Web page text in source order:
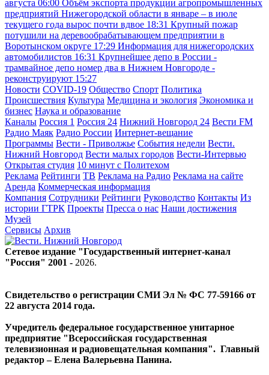
августа 06:00 Объём экспорта продукции агропромышленных
предприятий Нижегородской области в январе – в июле
текущего года вырос почти вдвое 18:31 Крупный пожар
потушили на деревообрабатывающем предприятии в
Воротынском округе 17:29 Информация для нижегородских
автомобилистов 16:31 Крупнейшее депо в России -
трамвайное депо номер два в Нижнем Новгороде -
реконструируют 15:27
Новости COVID-19 Общество Спорт Политика
Происшествия Культура Медицина и экология Экономика и
бизнес Наука и образование
Каналы Россия 1 Россия 24 Нижний Новгород 24 Вести FM
Радио Маяк Радио России Интернет-вещание
Программы Вести - Приволжье События недели Вести.
Нижний Новгород Вести малых городов Вести-Интервью
Открытая студия 10 минут с Политехом
Реклама Рейтинги ТВ Реклама на Радио Реклама на сайте
Аренда Коммерческая информация
Компания Сотрудники Рейтинги Руководство Контакты Из
истории ГТРК Проекты Пресса о нас Наши достижения
Музей
Сервисы Архив
Сетевое издание "Государственный интернет-канал
"Россия" 2001 - 2026.
Свидетельство о регистрации СМИ Эл № ФС 77-59166 от
22 августа 2014 года.
Учредитель федеральное государственное унитарное
предприятие "Всероссийская государственная
телевизионная и радиовещательная компания". Главный
редактор – Елена Валерьевна Панина.